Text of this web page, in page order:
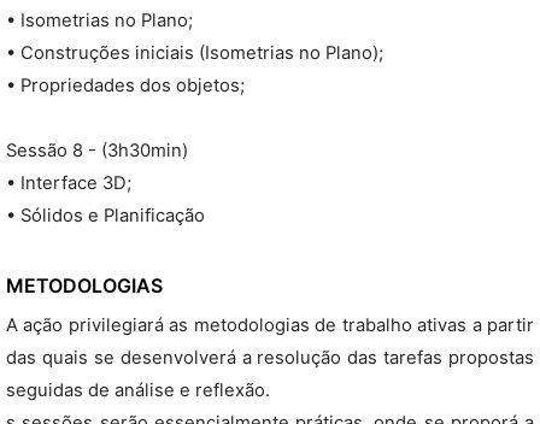
• Isometrias no Plano;
• Construções iniciais (Isometrias no Plano);
• Propriedades dos objetos;
Sessão 8 - (3h30min)
• Interface 3D;
• Sólidos e Planificação
METODOLOGIAS
A ação privilegiará as metodologias de trabalho ativas a partir
das quais se desenvolverá a resolução das tarefas propostas
seguidas de análise e reflexão.